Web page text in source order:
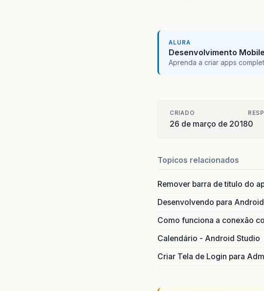
ALURA
Desenvolvimento
Aprenda a criar apps
CRIADO
26 de março de 20180
Topicos relacionados
Remover barra de titulo do
Desenvolvendo para
Como funciona a conexão
Calendário - Android Studio
Criar Tela de Login para